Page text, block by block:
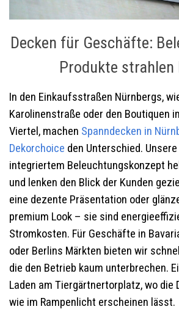
Decken für Geschäfte:
Produkte strahlen
In den Einkaufsstraßen Nürnbergs,
Karolinenstraße oder den Boutiquen
Viertel, machen Spanndecken in
Dekorchoice den Unterschied.
integriertem Beleuchtungskonzept
und lenken den Blick der Kunden
eine dezente Präsentation oder
premium Look – sie sind
Stromkosten. Für Geschäfte in
oder Berlins Märkten bieten wir
die den Betrieb kaum unterbrechen.
Laden am Tiergärtnertorplatz, wo die
wie im Rampenlicht erscheinen lässt.